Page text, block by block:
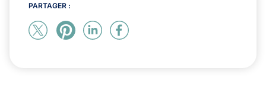
PARTAGER :